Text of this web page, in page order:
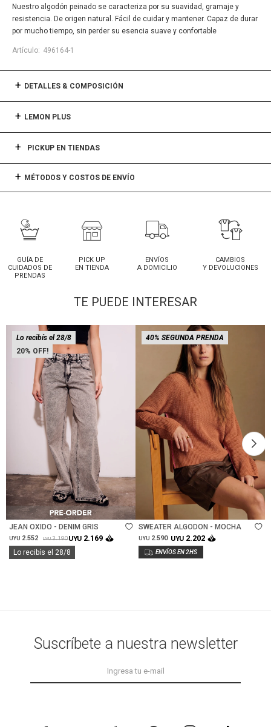
Nuestro algodón peinado se caracteriza por su suavidad, gramaje y
resistencia. De origen natural. Fácil de cuidar y mantener. Capaz de durar
por mucho tiempo, sin perder su esencia suave y confortable
496164-1
DETALLES & COMPOSICIÓN
LEMON PLUS
PICKUP EN TIENDAS
MÉTODOS Y COSTOS DE ENVÍO
GUÍA DE
CUIDADOS DE
PRENDAS
PICK UP
EN TIENDA
ENVÍOS
A DOMICILIO
CAMBIOS
Y DEVOLUCIONES
TE PUEDE INTERESAR
20
Lo recibís el 28/8
Talle
JEAN OXIDO - DENIM GRIS
UYU 2.552 UYU 3.190UYU 2.169
Lo recibís el 28/8
40% SEGUNDA PRENDA
Talle
SWEATER ALGODON - MOCHA
UYU 2.590 UYU 2.202
Suscríbete a nuestra newsletter